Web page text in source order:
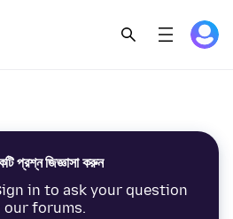
প্রশ্ন জিজ্ঞাসা করুন
in to ask your question
our forums.